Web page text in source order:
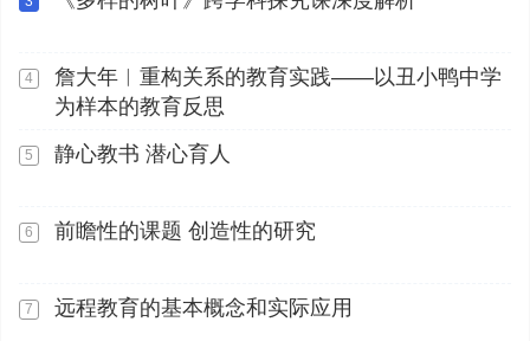
4
詹大年︱重构关系的教育实践——以丑小鸭中学
为样本的教育反思
5 静心教书 潜心育人
6 前瞻性的课题 创造性的研究
7 远程教育的基本概念和实际应用